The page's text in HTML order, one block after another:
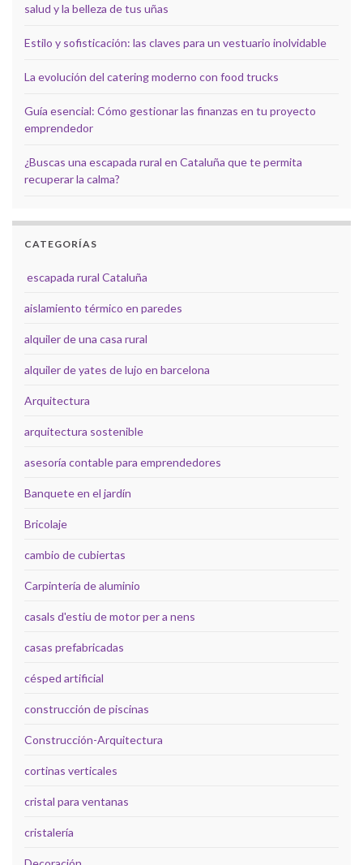
salud y la belleza de tus uñas
Estilo y sofisticación: las claves para un vestuario inolvidable
La evolución del catering moderno con food trucks
Guía esencial: Cómo gestionar las finanzas en tu proyecto
emprendedor
¿Buscas una escapada rural en Cataluña que te permita
recuperar la calma?
CATEGORÍAS
escapada rural Cataluña
aislamiento térmico en paredes
alquiler de una casa rural
alquiler de yates de lujo en barcelona
Arquitectura
arquitectura sostenible
asesoría contable para emprendedores
Banquete en el jardín
Bricolaje
cambio de cubiertas
Carpintería de aluminio
casals d'estiu de motor per a nens
casas prefabricadas
césped artificial
construcción de piscinas
Construcción-Arquitectura
cortinas verticales
cristal para ventanas
cristalería